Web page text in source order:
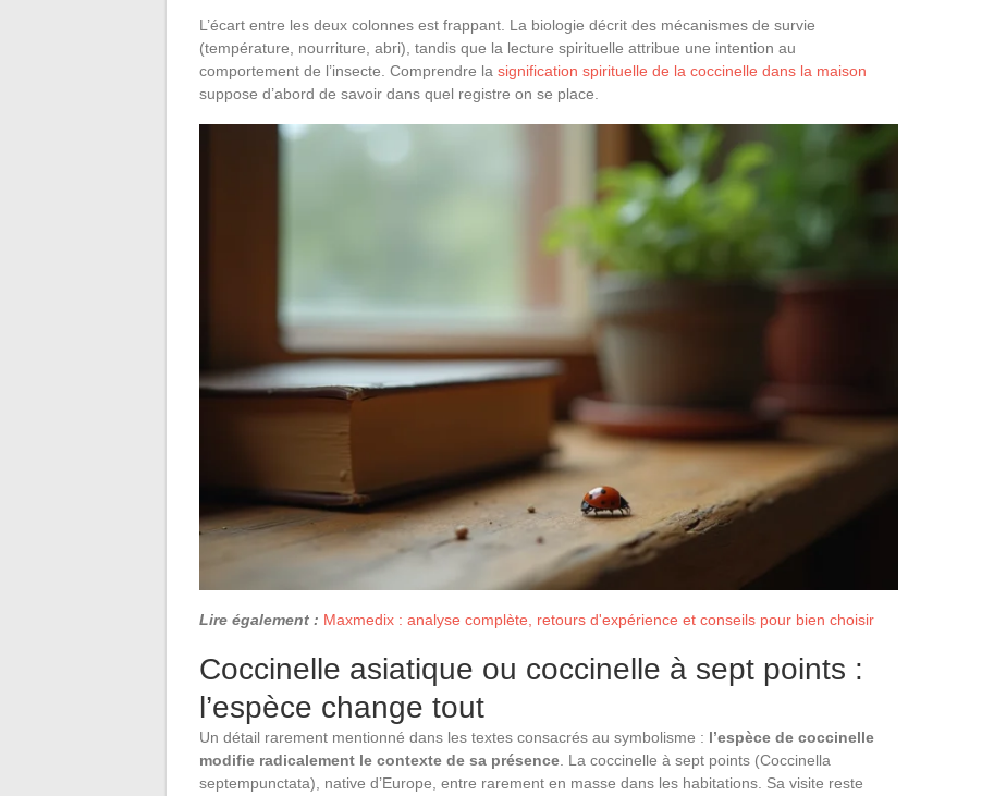
L’écart entre les deux colonnes est frappant. La biologie décrit des mécanismes de survie
(température, nourriture, abri), tandis que la lecture spirituelle attribue une intention au
comportement de l’insecte. Comprendre la signification spirituelle de la coccinelle dans la maison
suppose d’abord de savoir dans quel registre on se place.
Lire également : Maxmedix : analyse complète, retours d'expérience et conseils pour bien choisir
Coccinelle asiatique ou coccinelle à sept points :
l’espèce change tout
Un détail rarement mentionné dans les textes consacrés au symbolisme : l’espèce de coccinelle
modifie radicalement le contexte de sa présence. La coccinelle à sept points (Coccinella
septempunctata), native d’Europe, entre rarement en masse dans les habitations. Sa visite reste